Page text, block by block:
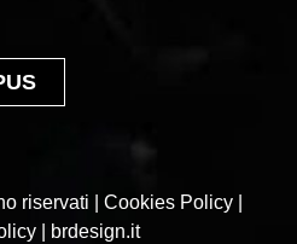
riservati | Cookies Policy |
|
brdesign.it